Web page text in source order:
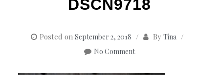
DSCN9718
Posted on September 2, 2018 By Tina
No Comment